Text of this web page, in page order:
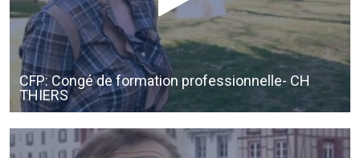
CFP: Congé de formation professionnelle- CH
THIERS